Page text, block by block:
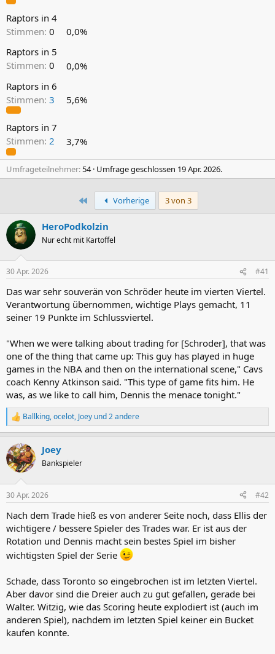
Raptors in 4
Stimmen: 0
0,0%
Raptors in 5
Stimmen: 0
0,0%
Raptors in 6
Stimmen: 3 5,6%
Raptors in 7
Stimmen: 2 3,7%
Umfrageteilnehmer 54 Umfrage geschlossen 19 Apr. 2026.
Erste Vorherige 3 von 3
HeroPodkolzin
Nur echt mit Kartoffel
30 Apr. 2026 #41
Das war sehr souverän von Schröder heute im vierten Viertel.
Verantwortung übernommen, wichtige Plays gemacht, 11
seiner 19 Punkte im Schlussviertel.
"When we were talking about trading for [Schroder], that was
one of the thing that came up: This guy has played in huge
games in the NBA and then on the international scene," Cavs
coach Kenny Atkinson said. "This type of game fits him. He
was, as we like to call him, Dennis the menace tonight."
R
e
k
t
i
e
:
Ballking,ocelot, Joey und 2 andere
Joey
Bankspieler
30 Apr. 2026 #42
Nach dem Trade hieß es von anderer Seite noch, dass Ellis der
wichtigere / bessere Spieler des Trades war. Er ist aus der
Rotation und Dennis macht sein bestes Spiel im bisher
wichtigsten Spiel der Serie
Schade, dass Toronto so eingebrochen ist im letzten Viertel.
Aber davor sind die Dreier auch zu gut gefallen, gerade bei
Walter. Witzig, wie das Scoring heute explodiert ist (auch im
anderen Spiel), nachdem im letzten Spiel keiner ein Bucket
kaufen konnte.